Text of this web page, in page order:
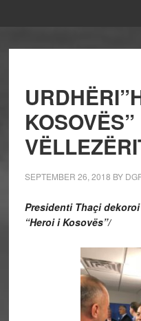
SEPTEMBER 26, 2018 BY
Presidenti Thaçi
“Heroi i Kosovës”/